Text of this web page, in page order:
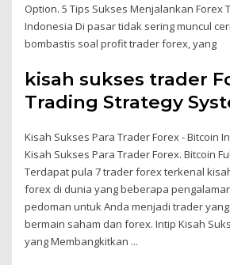
Option. 5 Tips Sukses Menjalankan Forex
Indonesia Di pasar tidak sering muncul
bombastis soal profit trader forex, yang
kisah sukses trader
Trading Strategy
Kisah Sukses Para Trader Forex - Bitcoin
Kisah Sukses Para Trader Forex. Bitcoin
Terdapat pula 7 trader forex terkenal
forex di dunia yang beberapa
pedoman untuk Anda menjadi trader
bermain saham dan forex. Intip Kisah
yang Membangkitkan ...